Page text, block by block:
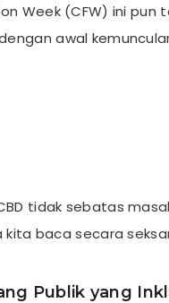
Week (CFW) ini
awal
tidak sebatas
kita baca secara
Publik yang